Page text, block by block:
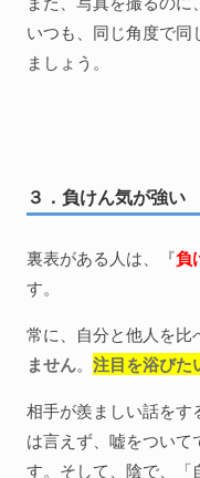
いつも、同じ角度で同
ましょう。
３．負けん気が強い
裏表がある人は、『負
す。
常に、自分と他人を比
ません。 注目を浴びた
相手が羨ましい話をす
は言えず、嘘をついて
す。そして、陰で、「